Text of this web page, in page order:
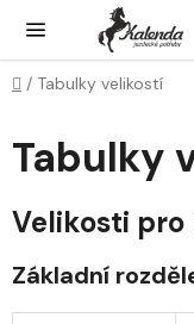
obsah
Domů
/ Tabulky velikostí
Tabulky
Velikosti pro
Základní